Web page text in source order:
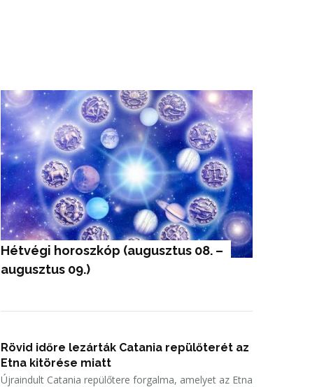
Hétvégi horoszkóp (augusztus 08. –
augusztus 09.)
Rövid időre lezárták Catania repülőterét az
Etna kitörése miatt
Újraindult Catania repülőtere forgalma, amelyet az Etna